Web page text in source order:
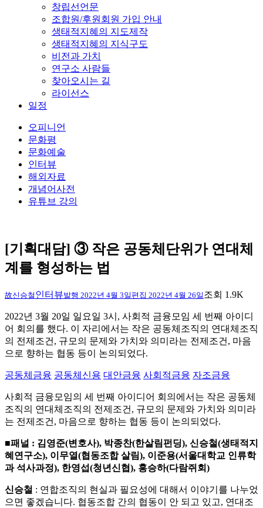
창립선언문
조합원/후원회원 가입 안내
생태적지혜의 지도제작
생태적지혜의 지식구도
비전과 가치
연구소 사람들
찾아오시는 길
라이선스
일정
오피니언
문화평
문화예술
인터뷰
해외자료
개념어사전
유튜브 강의
[기획대담] ③ 작은 공동체단위가 연대체
계를 형성하는 법
故신승철 인터뷰발행 2022년 4월 3일 편집 2022년 4월 26일 조회 1.9K
2022년 3월 20일 일요일 3시, 사회적 금융모임 세 번째 아이디
어 회의를 했다. 이 자리에서는 작은 공동체조직의 연대체조직
의 전제조건, 규모의 문제와 가치와 의미라는 전제조건, 마음
으로 향하는 협동 등이 논의되었다.
공동체금융 공동체신용 대안금융 사회적금융 자조금융
사회적 금융모임의 세 번째 아이디어 회의에서는 작은 공동체
조직의 연대체조직의 전제조건, 규모의 문제와 가치와 의미라
는 전제조건, 마음으로 향하는 협동 등이 논의되었다.
■패널 : 김영준(변호사), 박종찬(한살림펀딩), 신승철(생태적지
혜연구소), 이무열(협동조합 살림), 이준용(서울대학교 인류학
과 석사과정), 한영섭(청년신협), 홍승하(다람쥐회)
신승철 : 연합조직의 현실과 필요성에 대해서 이야기를 나누었
으면 좋겠습니다. 협동조합 간의 협동이 안 되고 있고, 연대조